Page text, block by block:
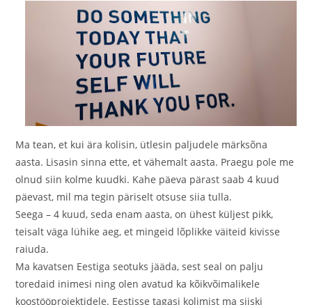
Ma tean, et kui ära kolisin, ütlesin paljudele märksõna
aasta. Lisasin sinna ette, et vähemalt aasta. Praegu pole me
olnud siin kolme kuudki. Kahe päeva pärast saab 4 kuud
päevast, mil ma tegin päriselt otsuse siia tulla.
Seega – 4 kuud, seda enam aasta, on ühest küljest pikk,
teisalt väga lühike aeg, et mingeid lõplikke väiteid kivisse
raiuda.
Ma kavatsen Eestiga seotuks jääda, sest seal on palju
toredaid inimesi ning olen avatud ka kõikvõimalikele
koostööprojektidele. Eestisse tagasi kolimist ma siiski